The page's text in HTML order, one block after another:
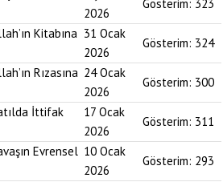
2026
Gösterim: 323
Kitabına 31 Ocak
2026
Gösterim: 324
Rızasına 24 Ocak
2026
Gösterim: 300
İttifak
17 Ocak
2026
Gösterim: 311
Evrensel 10 Ocak
2026
Gösterim: 293